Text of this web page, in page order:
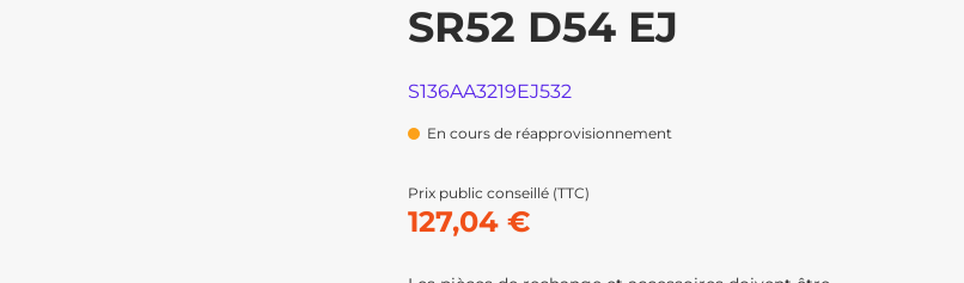
SR52 D54 EJ
S136AA3219EJ532
En cours de réapprovisionnement
Prix public conseillé (TTC)
127,04 €